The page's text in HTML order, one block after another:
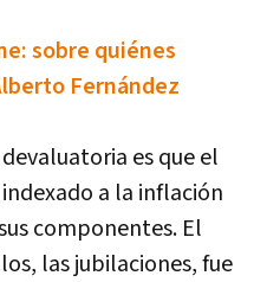
sobre quiénes
Fernández
es que el
a la inflación
componentes. El
las jubilaciones, fue